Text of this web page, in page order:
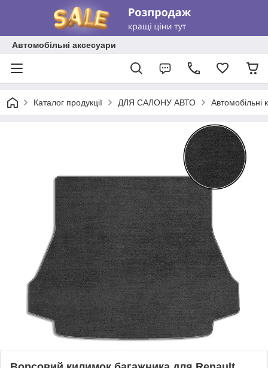
Автомобільні аксесуари
Каталог продукції ДЛЯ САЛОНУ АВТО Автомобільні